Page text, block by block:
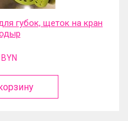
губок, щеток на кран
BYN